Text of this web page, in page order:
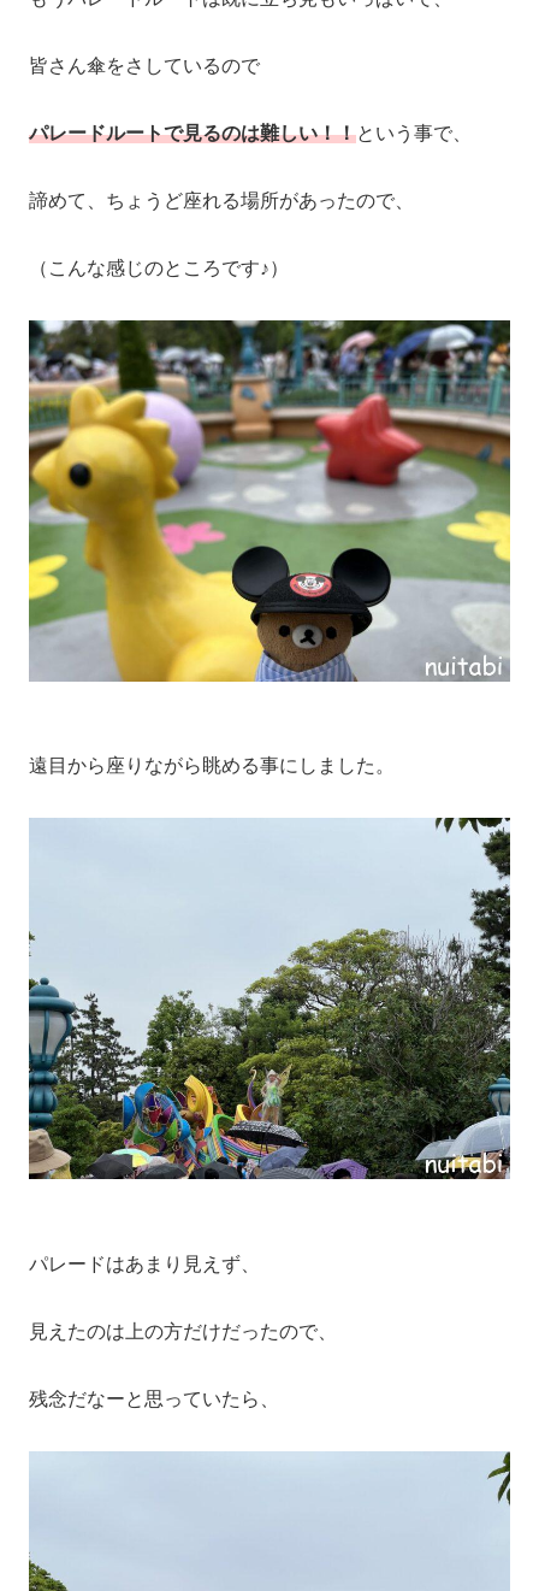
皆さん傘をさしているので
パレードルートで見るのは難しい！！という事で、
諦めて、ちょうど座れる場所があったので、
（こんな感じのところです♪）
遠目から座りながら眺める事にしました。
パレードはあまり見えず、
見えたのは上の方だけだったので、
残念だなーと思っていたら、